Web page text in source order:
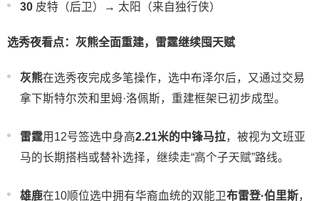
30 皮特（后卫）→ 太阳（来自独行侠）
选秀夜看点：灰熊全面重建，雷霆继续囤天赋
灰熊在选秀夜完成多笔操作，选中布泽尔后，又通过交易
拿下斯特尔茨和里姆·洛佩斯，重建框架已初步成型。
雷霆用12号签选中身高2.21米的中锋马拉，被视为文班亚
马的长期搭档或替补选择，继续走“高个子天赋”路线。
雄鹿在10顺位选中拥有华裔血统的双能卫布雷登·伯里斯，